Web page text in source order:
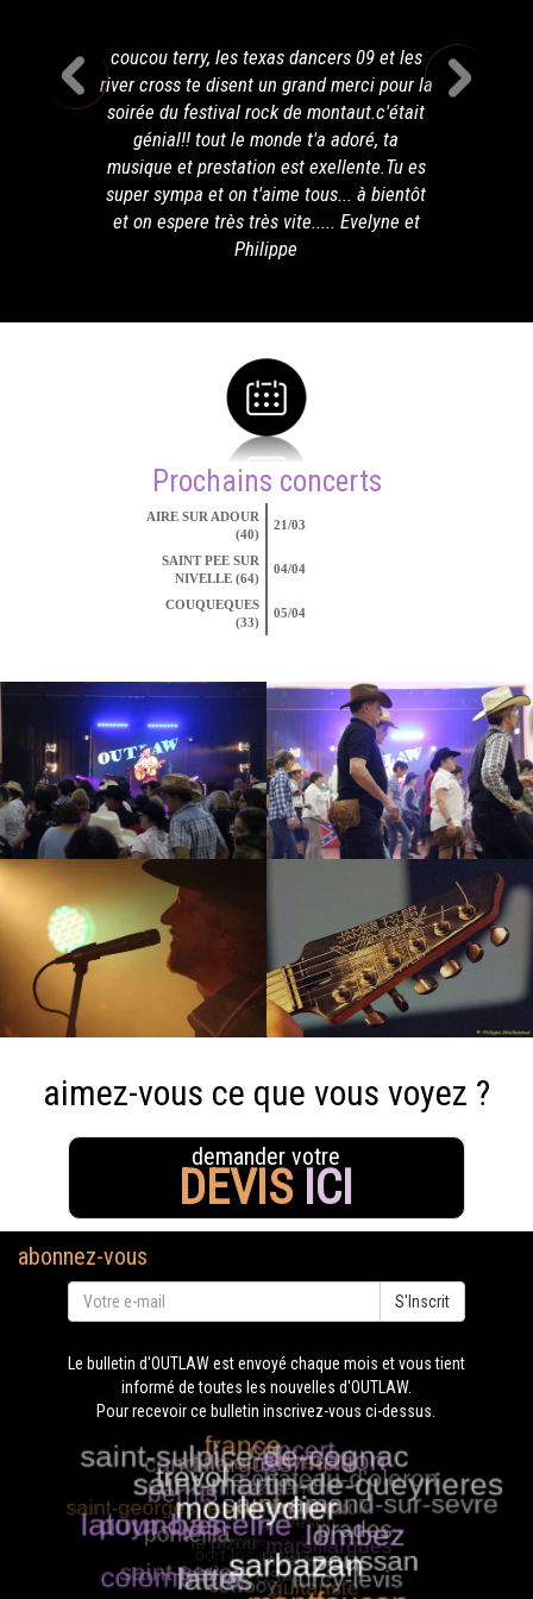
coucou terry, les texas dancers 09 et les
river cross te disent un grand merci pour la
soirée du festival rock de montaut.c'était
génial!! tout le monde t'a adoré, ta
musique et prestation est exellente.Tu es
super sympa et on t'aime tous... à bientôt
et on espere très très vite..... Evelyne et
Philippe
Prochains concerts
AIRE SUR ADOUR
(40)
21/03
SAINT PEE SUR
NIVELLE (64)
04/04
COUQUEQUES
(33)
05/04
aimez-vous ce que vous voyez ?
demander votre
DEVIS ICI
abonnez-vous
S'Inscrit
Le bulletin d'OUTLAW est envoyé chaque mois et vous tient
informé de toutes les nouvelles d'OUTLAW.
Pour recevoir ce bulletin inscrivez-vous ci-dessus.